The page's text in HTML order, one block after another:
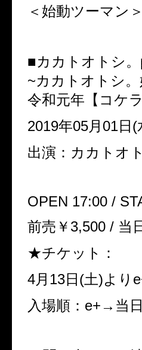
＜始動ツーマン＞
■カカトオトシ
~カカトオトシ
令和元年【コケ
2019年05月01日
出演：カカトオ
OPEN 17:00 /
前売￥3,500 / 当
★チケット：
4月13日(土)より
入場順：e+→当